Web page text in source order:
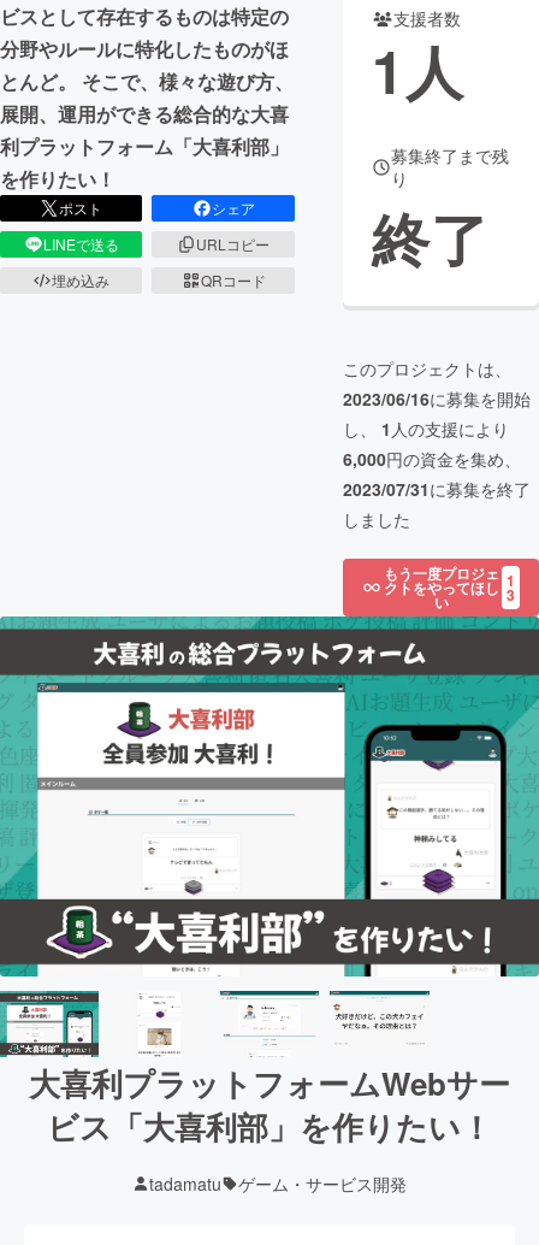
CAMPFIRE for Social Good
CAMPFIRE Creation
CAMPFIREふるさと納税machi-ya コミュニティ
ビスとして存在するものは特定の
分野やルールに特化したものがほ
とんど。 そこで、様々な遊び方、
展開、運用ができる総合的な大喜
利プラットフォーム「大喜利部」
を作りたい！
ポスト
シェア
LINEで送る
URLコピー
埋め込み
QRコード
支援者数
1人
募集終了まで残
り
終了
このプロジェクトは、
2023/06/16に募集を開始
し、 1 人の支援により
6,000円の資金を集め、
2023/07/31に募集を終了
しました
もう一度プロジェ
クトをやってほし
い
1
3
大喜利プラットフォームWebサー
ビス「大喜利部」を作りたい！
tadamatu ゲーム・サービス開発